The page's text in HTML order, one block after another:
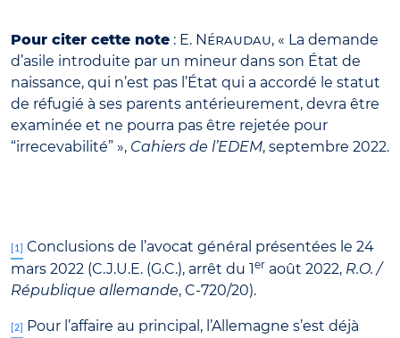
Pour citer cette note : E. Néraudau, « La demande
d’asile introduite par un mineur dans son État de
naissance, qui n’est pas l’État qui a accordé le statut
de réfugié à ses parents antérieurement, devra être
examinée et ne pourra pas être rejetée pour
“irrecevabilité” », Cahiers de l’EDEM, septembre 2022.
[1]
Conclusions de l’avocat général présentées le 24
mars 2022 (C.J.U.E. (G.C.), arrêt du 1er août 2022, R.O. /
République allemande, C-720/20).
[2]
Pour l’affaire au principal, l’Allemagne s’est déjà